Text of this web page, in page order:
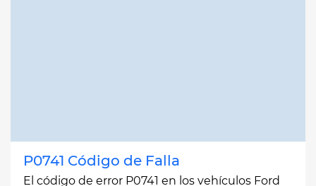
P0741 Código de Falla
El código de error P0741 en los vehículos Ford